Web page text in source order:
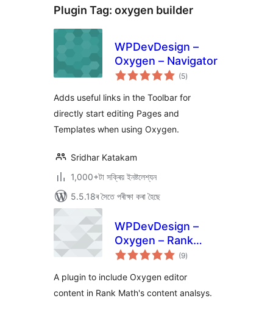
Plugin Tag: oxygen builder
WPDevDesign –
Oxygen – Navigator
(5টা
মুঠ)
Adds useful links in the Toolbar for
directly start editing Pages and
Templates when using Oxygen.
Sridhar Katakam
1,000+টা সক্ৰিয় ইনষ্টলেশ্যন
5.5.18ৰ সৈতে পৰীক্ষা কৰা হৈছে
WPDevDesign –
Oxygen – Rank
Math Integration
(9টা
মুঠ)
A plugin to include Oxygen editor
content in Rank Math's content analsys.